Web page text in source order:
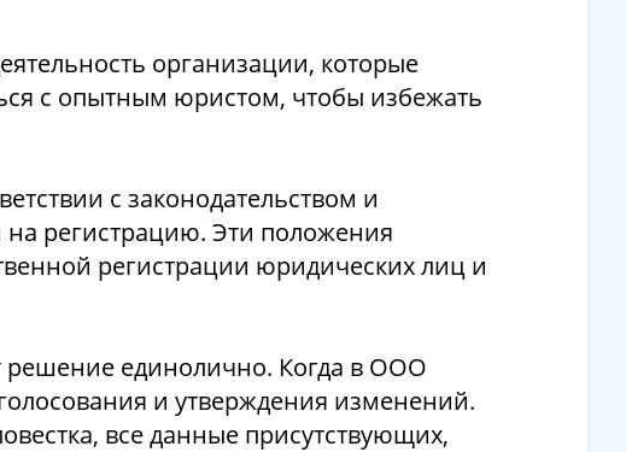
организации, которые
с опытным юристом, чтобы избежать
с законодательством и
регистрацию. Эти положения
регистрации юридических лиц и
решение единолично. Когда в ООО
и утверждения изменений.
все данные присутствующих,